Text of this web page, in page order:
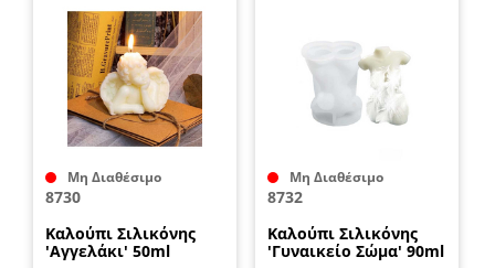
Μη Διαθέσιμο
8730
Καλούπι Σιλικόνης
'Αγγελάκι' 50ml
Μη Διαθέσιμο
8732
Καλούπι Σιλικόνης
'Γυναικείο Σώμα' 90ml